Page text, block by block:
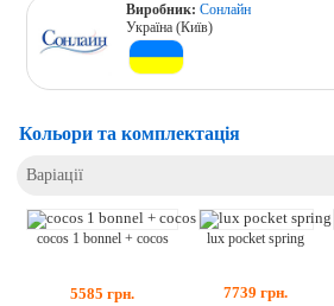
Виробник:Сонлайн
Україна (Київ)
Кольори та комплектація
Варіації
cocos 1 bonnel + cocos
5585 грн.
lux pocket spring
7739 грн.